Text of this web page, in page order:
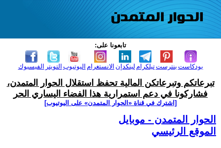
تابعونا على:
الفيسبوك التويتر اليوتيوب الانستغرام لينكدإن تيلكرامبنترست بودكاست
تبرعاتكم وتبرعاتكن المالية تحفظ استقلال الحوار المتمدن،
فشاركونا في دعم استمرارية هذا الفضاء اليساري الحر
[اشترك في قناة ‫«الحوار المتمدن» على اليوتيوب]
الحوار المتمدن - موبايل
الموقع الرئيسي